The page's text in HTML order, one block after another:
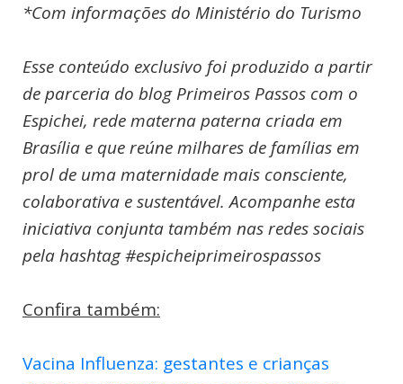
*Com informações do Ministério do Turismo
Esse conteúdo exclusivo foi produzido a partir
de parceria do blog Primeiros Passos com o
Espichei, rede materna paterna criada em
Brasília e que reúne milhares de famílias em
prol de uma maternidade mais consciente,
colaborativa e sustentável. Acompanhe esta
iniciativa conjunta também nas redes sociais
pela hashtag #espicheiprimeirospassos
Confira também:
Vacina Influenza: gestantes e crianças